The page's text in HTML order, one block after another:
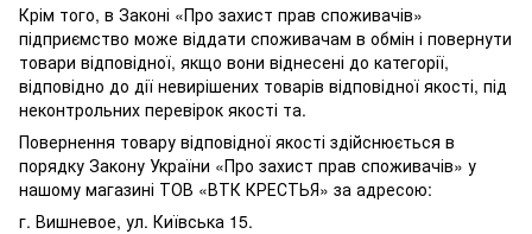
Крім того, в Законі «Про захист прав споживачів»
підприємство може віддати споживачам в обмін і повернути
товари відповідної, якщо вони віднесені до категорії,
відповідно до дії невирішених товарів відповідної якості, під
неконтрольних перевірок якості та.
Повернення товару відповідної якості здійснюється в
порядку Закону України «Про захист прав споживачів» у
нашому магазині ТОВ «ВТК КРЕСТЬЯ» за адресою:
г. Вишневое, ул. Київська 15.